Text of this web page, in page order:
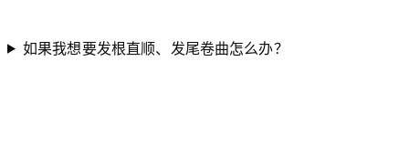
如果我想要发根直顺、发尾卷曲怎么办？